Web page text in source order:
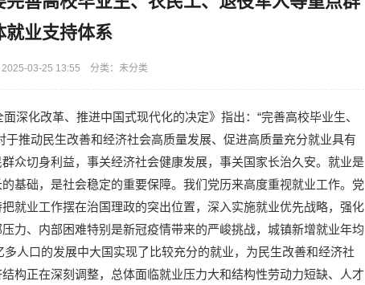
就业支持体系
2025-03-25 13:55 分类：未分类
化改革、推进中国式现代化的决定》指出：“完善高校毕业生、
推动民生改善和经济社会高质量发展、促进高质量充分就业具有
众切身利益，事关经济社会健康发展，事关国家长治久安。就业是
基础，是社会稳定的重要保障。我们党历来高度重视就业工作。党
就业工作摆在治国理政的突出位置，深入实施就业优先战略，强化
力、内部困难特别是新冠疫情带来的严峻挑战，城镇新增就业年均
人口的发展中大国实现了比较充分的就业，为民生改善和经济社
构正在深刻调整，总体面临就业压力大和结构性劳动力短缺、人才